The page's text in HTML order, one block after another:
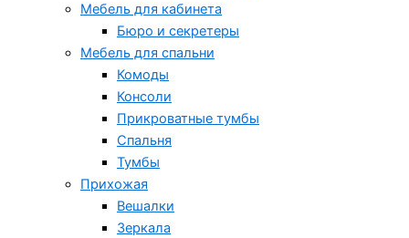
Мебель для кабинета
Бюро и секретеры
Мебель для спальни
Комоды
Консоли
Прикроватные тумбы
Спальня
Тумбы
Прихожая
Вешалки
Зеркала